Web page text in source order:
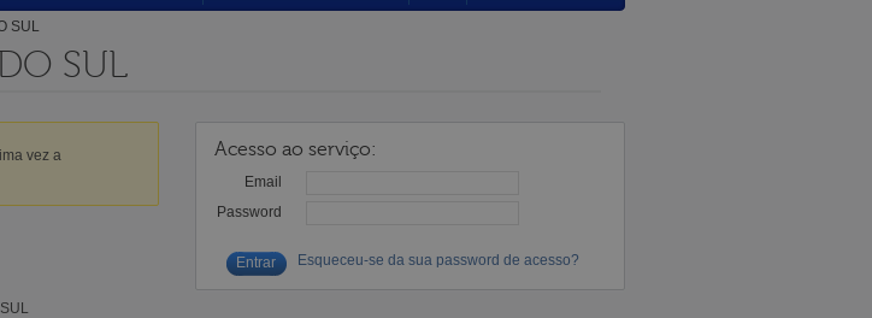
SUL
SUL
vez a
Acesso ao serviço:
Email
Password
Esqueceu-se da sua password de acesso?